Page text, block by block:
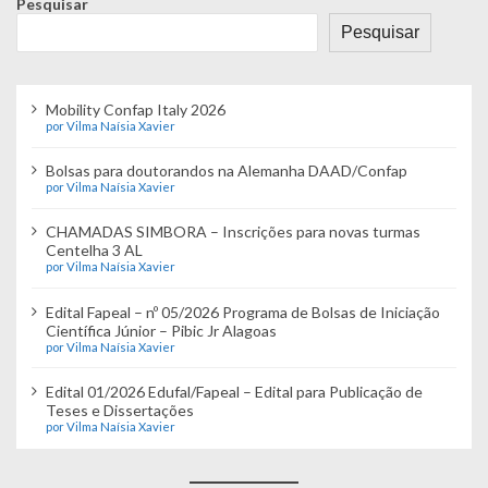
ç
ã
d
e
P
o
t
Pesquisar
Pesquisar
Mobility Confap Italy 2026
por Vilma Naísia Xavier
Bolsas para doutorandos na Alemanha DAAD/Confap
por Vilma Naísia Xavier
CHAMADAS SIMBORA – Inscrições para novas turmas
Centelha 3 AL
por Vilma Naísia Xavier
Edital Fapeal – nº 05/2026 Programa de Bolsas de Iniciação
Científica Júnior – Pibic Jr Alagoas
por Vilma Naísia Xavier
Edital 01/2026 Edufal/Fapeal – Edital para Publicação de
Teses e Dissertações
por Vilma Naísia Xavier